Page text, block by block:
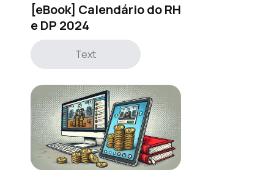
[eBook] Calendário do RH
e DP 2024
Text